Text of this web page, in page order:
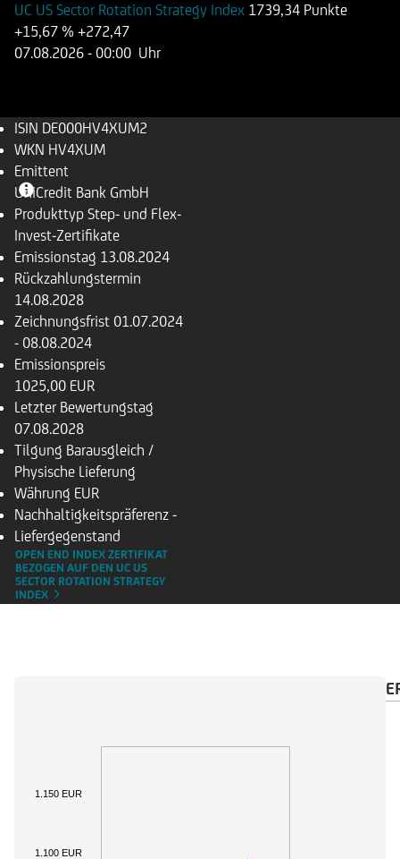
UC US Sector Rotation Strategy Index 1739,34 Punkte
+15,67 % +272,47
07.08.2026 - 00:00 Uhr
ISIN DE000HV4XUM2
WKN HV4XUM
Emittent
UniCredit Bank GmbH
Produkttyp Step- und Flex-
Invest-Zertifikate
Emissionstag 13.08.2024
Rückzahlungs­termin
14.08.2028
Zeichnungsfrist 01.07.2024
- 08.08.2024
Emissionspreis
1025,00 EUR
Letzter Bewertungstag
07.08.2028
Tilgung Barausgleich /
Physische Lieferung
Währung EUR
Nachhaltigkeitspräferenz -
Liefergegenstand
OPEN END INDEX ZERTIFIKAT
BEZOGEN AUF DEN UC US
SECTOR ROTATION STRATEGY
INDEX
1.100 EUR
1.150 EUR